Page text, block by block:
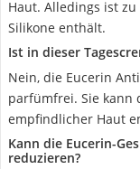
Haut. Alledings ist
Silikone enthält.
Ist in dieser
Nein, die Eucerin
parfümfrei. Sie kann
empfindlicher Haut
Kann die Eucerin-
reduzieren?